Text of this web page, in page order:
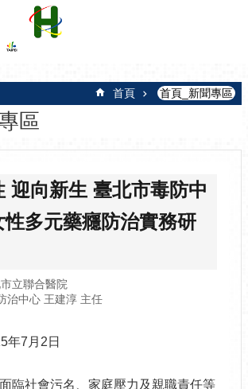
首頁 首頁_新聞專區
區
迎向新生 臺北市毒防中
性多元藥癮防治實務研
立聯合醫院
治中心 王建淳 主任
年7月2日
臨社會污名、家庭壓力及親職責任等